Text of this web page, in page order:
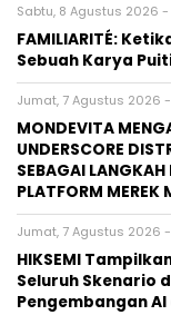
Sabtu, 8 Agustus 2026 -
FAMILIARITÉ:
Sebuah Karya
Jumat, 7 Agustus 2026 -
MONDEVITA
UNDERSCORE
SEBAGAI
PLATFORM MEREK
Jumat, 7 Agustus 2026 -
HIKSEMI
Seluruh Skenario
Pengembangan